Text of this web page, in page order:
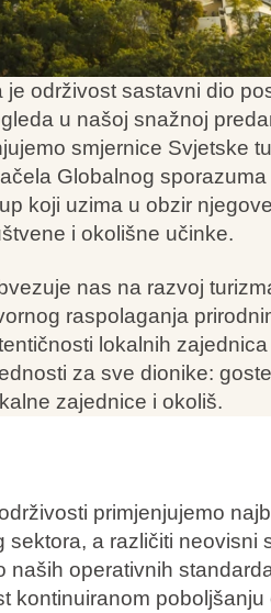
je održivost sastavni dio
u našoj snažnoj
smjernice Svjetske
Globalnog
koji uzima u obzir
i okolišne učinke.
nas na razvoj
raspolaganja
lokalnih zajednica
za sve dionike:
zajednice i okoliš.
primjenjujemo
sektora, a različiti neovisni
naših operativnih
kontinuiranom poboljšanju